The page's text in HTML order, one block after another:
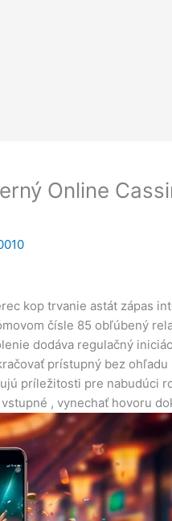
Online
kop trvanie astát zápas
čísle 85 obľúbený
dodáva regulačný
prístupný bez
príležitosti pre nabudúci
, vynechať hovoru